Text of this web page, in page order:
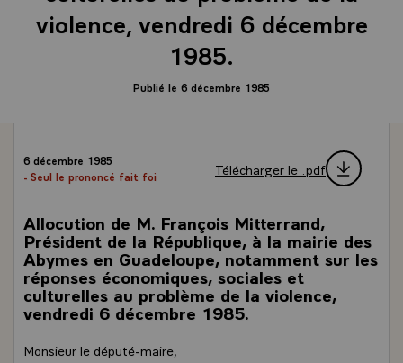
violence, vendredi 6 décembre
1985.
Publié le 6 décembre 1985
6 décembre 1985
- Seul le prononcé fait foi
Télécharger le .pdf
Allocution de M. François Mitterrand,
Président de la République, à la mairie des
Abymes en Guadeloupe, notamment sur les
réponses économiques, sociales et
culturelles au problème de la violence,
vendredi 6 décembre 1985.
Monsieur le député-maire,